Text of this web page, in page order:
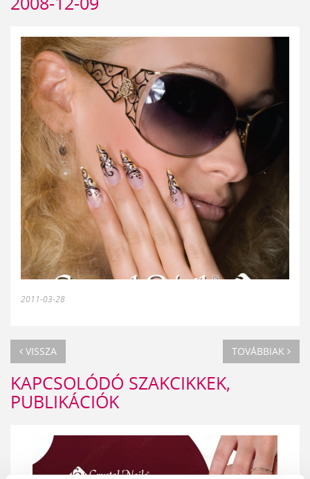
2011-03-28
VISSZA TOVÁBBIAK
KAPCSOLÓDÓ SZAKCIKKEK,
PUBLIKÁCIÓK